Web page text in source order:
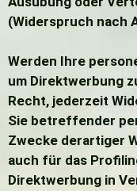
(Widerspruch nach
Werden Ihre
um Direktwerbung
Recht, jederzeit
Sie betreffender
Zwecke derartiger
auch für das
Direktwerbung in